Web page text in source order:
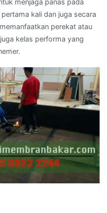
menjaga panas pada
kali dan juga secara
perekat atau
kelas performa yang